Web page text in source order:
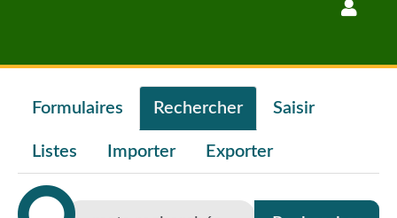
Formulaires Rechercher Saisir
Listes Importer Exporter